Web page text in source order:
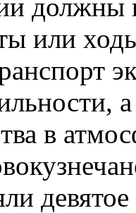
должны
или
в